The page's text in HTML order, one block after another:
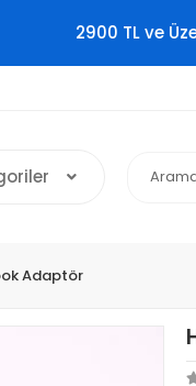
2900 TL ve
Adaptör